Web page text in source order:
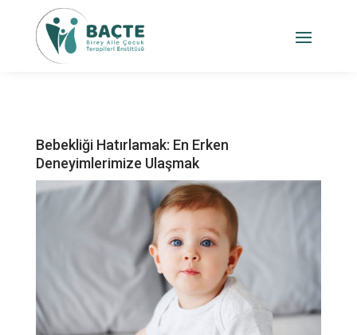
Bebekliği Hatırlamak: En Erken
Deneyimlerimize Ulaşmak